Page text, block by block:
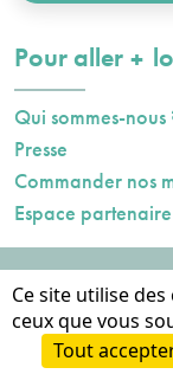
Pour aller plus
Qui sommes-nous
Presse
Commander nos
Espace partenaire
Ce site utilise
ceux que vous
Tout